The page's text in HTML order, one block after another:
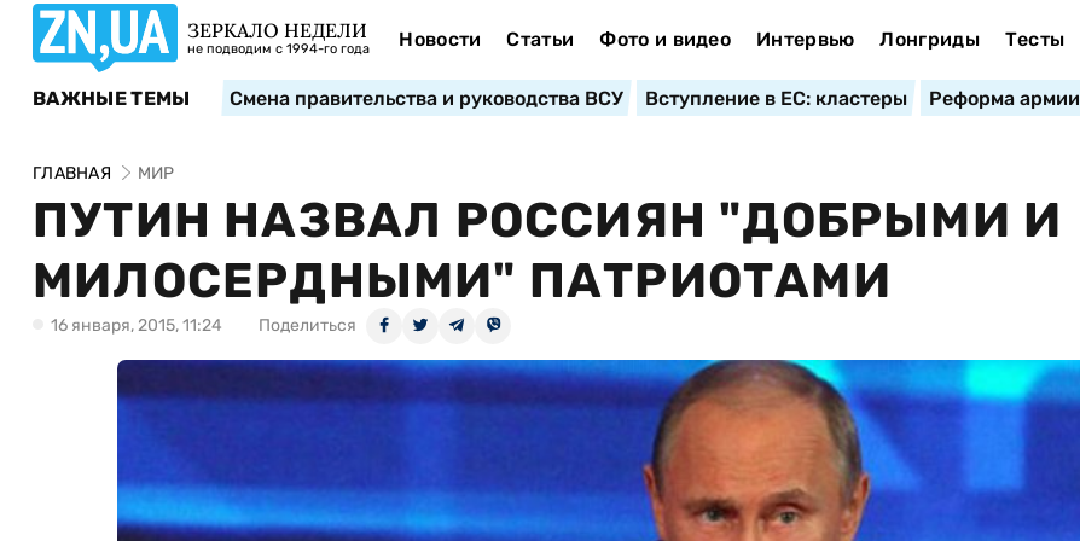
ЗЕРКАЛО НЕДЕЛИ
не подводим с 1994-го года Новости Статьи Фото и видео Интервью Лонгриды Тесты
ВАЖНЫЕ ТЕМЫ Смена правительства и руководства ВСУ Вступление в ЕС: кластеры Реформа армии
ГЛАВНАЯ МИР
ПУТИН НАЗВАЛ РОССИЯН "ДОБРЫМИ И
МИЛОСЕРДНЫМИ" ПАТРИОТАМИ
16 января, 2015, 11:24 Поделиться